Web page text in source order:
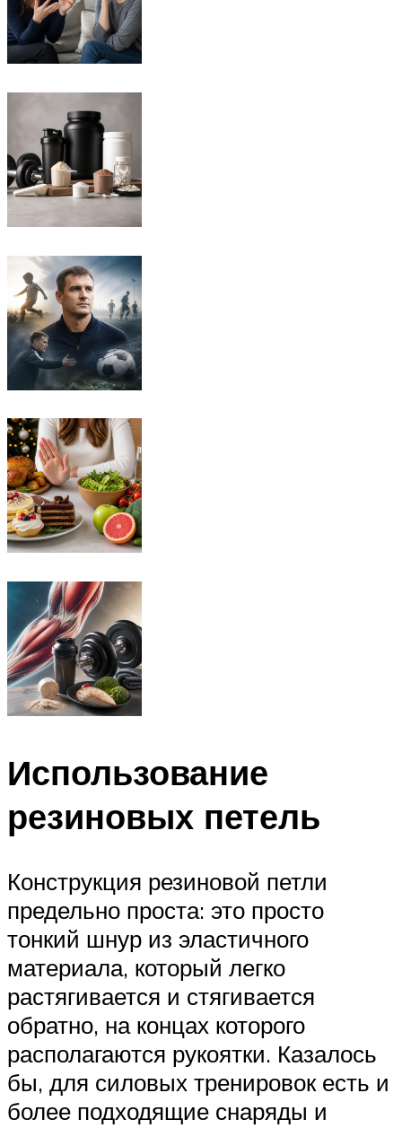
Использование
резиновых петель
Конструкция резиновой петли
предельно проста: это просто
тонкий шнур из эластичного
материала, который легко
растягивается и стягивается
обратно, на концах которого
располагаются рукоятки. Казалось
бы, для силовых тренировок есть и
более подходящие снаряды и